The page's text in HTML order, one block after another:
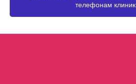
телефонам клиник.